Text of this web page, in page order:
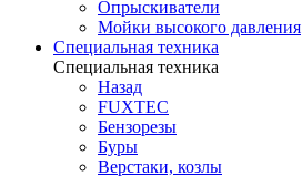
Опрыскиватели
Мойки высокого давления
Специальная техника
Специальная техника
Назад
FUXTEC
Бензорезы
Буры
Верстаки, козлы